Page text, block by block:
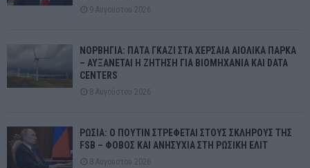
9 Αυγούστου 2026
ΝΟΡΒΗΓΙΑ: ΠΑΤΑ ΓΚΑΖΙ ΣΤΑ ΧΕΡΣΑΙΑ ΑΙΟΛΙΚΑ ΠΑΡΚΑ
– ΑΥΞΑΝΕΤΑΙ Η ΖΗΤΗΣΗ ΓΙΑ ΒΙΟΜΗΧΑΝΙΑ ΚΑΙ DATA
CENTERS
8 Αυγούστου 2026
ΡΩΣΙΑ: Ο ΠΟΥΤΙΝ ΣΤΡΕΦΕΤΑΙ ΣΤΟΥΣ ΣΚΛΗΡΟΥΣ ΤΗΣ
FSB – ΦΟΒΟΣ ΚΑΙ ΑΝΗΣΥΧΙΑ ΣΤΗ ΡΩΣΙΚΗ ΕΛΙΤ
8 Αυγούστου 2026